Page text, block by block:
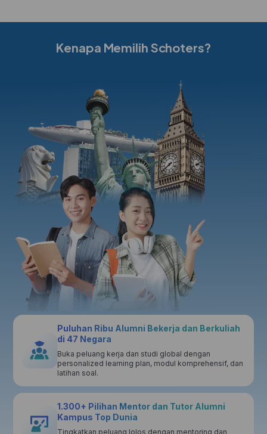
Kenapa Memilih Schoters?
Puluhan Ribu Alumni Bekerja dan Berkuliah
di 47 Negara
Buka peluang kerja dan studi global dengan
personalized learning plan, modul komprehensif, dan
latihan soal.
1.300+ Pilihan Mentor dan Tutor Alumni
Kampus Top Dunia
Tingkatkan peluang lolos dengan mentoring dan